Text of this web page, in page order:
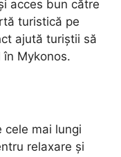
acces bun către
turistică pe
ajută turiștii să
Mykonos.
cele mai lungi
relaxare și